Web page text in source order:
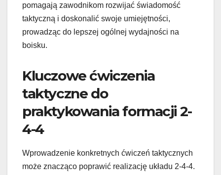
pomagają zawodnikom rozwijać świadomość
taktyczną i doskonalić swoje umiejętności,
prowadząc do lepszej ogólnej wydajności na
boisku.
Kluczowe ćwiczenia
taktyczne do
praktykowania formacji 2-
4-4
Wprowadzenie konkretnych ćwiczeń taktycznych
może znacząco poprawić realizację układu 2-4-4.